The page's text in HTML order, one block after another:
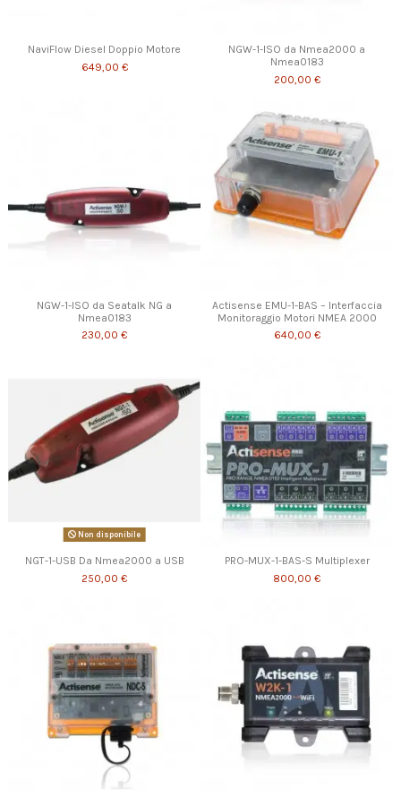
NaviFlow Diesel Doppio Motore
649,00 €
NGW-1-ISO da Nmea2000 a
Nmea0183
200,00 €
NGW-1-ISO da Seatalk NG a
Nmea0183
230,00 €
Actisense EMU-1-BAS – Interfaccia
Monitoraggio Motori NMEA 2000
640,00 €
Non disponibile
NGT-1-USB Da Nmea2000 a USB
250,00 €
PRO-MUX-1-BAS-S Multiplexer
800,00 €